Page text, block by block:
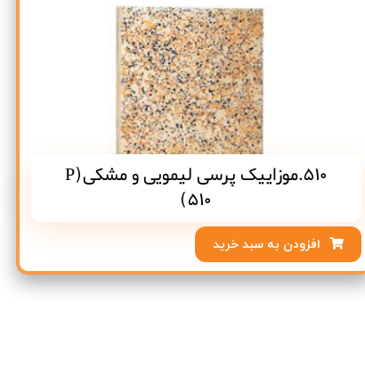
510.موزاییک پرسی لیمویی و مشکی(P
510)
افزودن به سبد خرید